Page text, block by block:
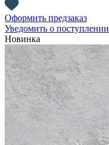
Оформить предзаказ
Уведомить о поступлении
Новинка